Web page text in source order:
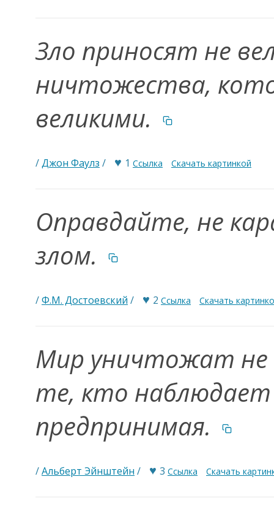
Зло приносят не
ничтожества,
великими.
/Джон Фаулз / ♥ 1 Ссылка Скачать картинкой
Оправдайте, не
злом.
/Ф.М. Достоевский / ♥ 2 Ссылка Скачать
Мир уничтожат
те, кто наблюдает
предпринимая.
/Альберт Эйнштейн / ♥ 3 Ссылка Скачать